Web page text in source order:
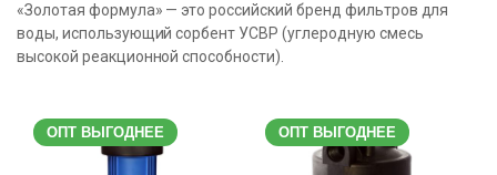
«Золотая формула» — это российский бренд фильтров для
воды, использующий сорбент УСВР (углеродную смесь
высокой реакционной способности).
ОПТ ВЫГОДНЕЕ ОПТ ВЫГОДНЕЕ